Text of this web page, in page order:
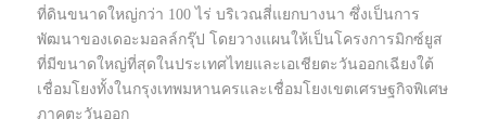
ที่ดินขนาดใหญ่กว่า 100 ไร่ บริเวณสี่แยกบางนา ซึ่งเป็นการ
พัฒนาของเดอะมอลล์กรุ๊ป โดยวางแผนให้เป็นโครงการมิกซ์ยูส
ที่มีขนาดใหญ่ที่สุดในประเทศไทยและเอเชียตะวันออกเฉียงใต้
เชื่อมโยงทั้งในกรุงเทพมหานครและเชื่อมโยงเขตเศรษฐกิจพิเศษ
ภาคตะวันออก